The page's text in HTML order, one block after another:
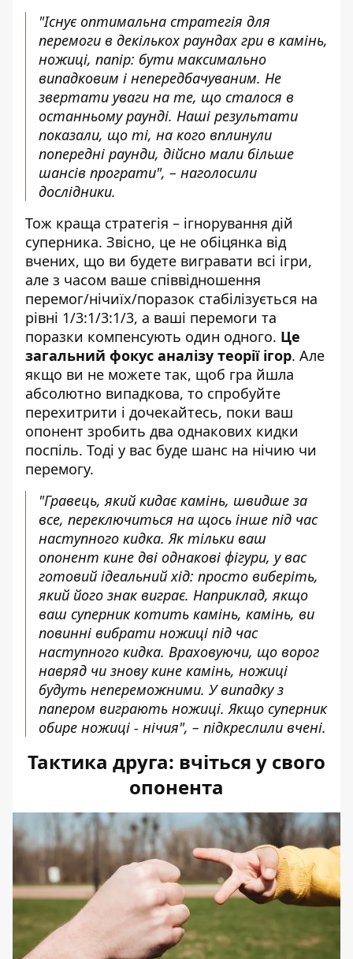
"Існує оптимальна стратегія для
перемоги в декількох раундах гри в камінь,
ножиці, папір: бути максимально
випадковим і непередбачуваним. Не
звертати уваги на те, що сталося в
останньому раунді. Наші результати
показали, що ті, на кого вплинули
попередні раунди, дійсно мали більше
шансів програти", – наголосили
дослідники.
Тож краща стратегія – ігнорування дій
суперника. Звісно, це не обіцянка від
вчених, що ви будете вигравати всі ігри,
але з часом ваше співвідношення
перемог/нічиїх/поразок стабілізується на
рівні 1/3:1/3:1/3, а ваші перемоги та
поразки компенсують один одного. Це
загальний фокус аналізу теорії ігор. Але
якщо ви не можете так, щоб гра йшла
абсолютно випадкова, то спробуйте
перехитрити і дочекайтесь, поки ваш
опонент зробить два однакових кидки
поспіль. Тоді у вас буде шанс на нічию чи
перемогу.
"Гравець, який кидає камінь, швидше за
все, переключиться на щось інше під час
наступного кидка. Як тільки ваш
опонент кине дві однакові фігури, у вас
готовий ідеальний хід: просто виберіть,
який його знак виграє. Наприклад, якщо
ваш суперник котить камінь, камінь, ви
повинні вибрати ножиці під час
наступного кидка. Враховуючи, що ворог
навряд чи знову кине камінь, ножиці
будуть непереможними. У випадку з
папером виграють ножиці. Якщо суперник
обире ножиці - нічия", – підкреслили вчені.
Тактика друга: вчіться у свого
опонента